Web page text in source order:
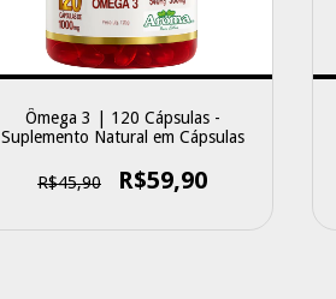
Ômega 3 | 120 Cápsulas -
Suplemento Natural em Cápsulas
R$45,90 R$59,90